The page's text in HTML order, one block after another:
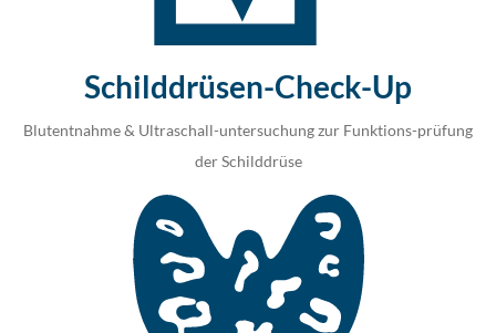
Schilddrüsen-Check-Up
Blutentnahme & Ultraschall-untersuchung zur Funktions-prüfung
der Schilddrüse